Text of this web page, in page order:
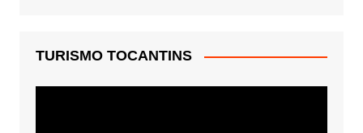
TURISMO TOCANTINS